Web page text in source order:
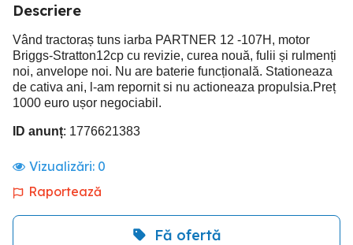
Descriere
Vând tractoraș tuns iarba PARTNER 12 -107H, motor
Briggs-Stratton12cp cu revizie, curea nouă, fulii și rulmenți
noi, anvelope noi. Nu are baterie funcțională. Stationeaza
de cativa ani, l-am repornit si nu actioneaza propulsia.Preț
1000 euro ușor negociabil.
ID anunț: 1776621383
Vizualizări: 0
Raportează
Fă ofertă